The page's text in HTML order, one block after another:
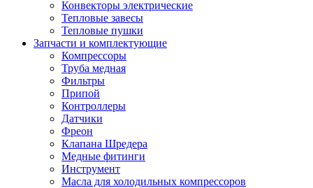
Конвекторы электрические
Тепловые завесы
Тепловые пушки
Запчасти и комплектующие
Компрессоры
Труба медная
Фильтры
Припой
Контроллеры
Датчики
Фреон
Клапана Шредера
Медные фитинги
Инструмент
Масла для холодильных компрессоров